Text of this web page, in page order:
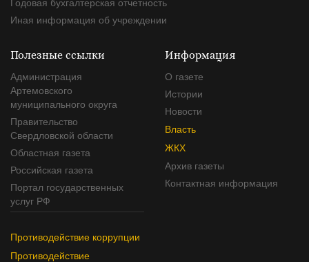
Годовая бухгалтерская отчетность
Иная информация об учреждении
Полезные ссылки
Администрация
Артемовского
муниципального округа
Правительство
Свердловской области
Областная газета
Российская газета
Портал государственных
услуг РФ
Противодействие коррупции
Противодействие
Информация
О газете
Истории
Новости
Власть
ЖКХ
Архив газеты
Контактная информация